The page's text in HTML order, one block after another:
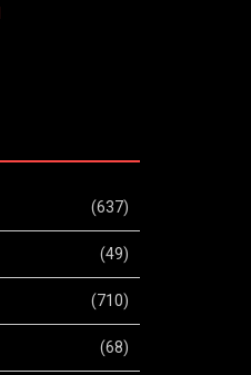
(637)
(49)
(710)
(68)